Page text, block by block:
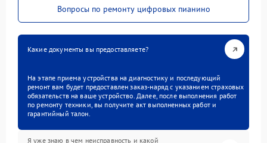
Вопросы по ремонту цифровых пианино
Какие документы вы предоставляете?
На этапе приема устройства на диагностику и последующий
ремонт вам будет предоставлен заказ-наряд с указанием страховых
обязательств на ваше устройство. Далее, после выполнения работ
по ремонту техники, вы получите акт выполненных работ и
гарантийный талон.
Я уже знаю в чем неисправность и какой